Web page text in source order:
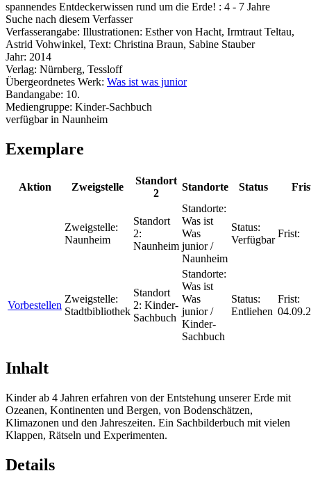
spannendes Entdeckerwissen rund um die Erde! : 4 - 7 Jahre
Suche nach diesem Verfasser
Verfasserangabe: Illustrationen: Esther von Hacht, Irmtraut Teltau,
Astrid Vohwinkel, Text: Christina Braun, Sabine Stauber
Jahr: 2014
Verlag: Nürnberg, Tessloff
Übergeordnetes Werk: Was ist was junior
Bandangabe: 10.
Mediengruppe: Kinder-Sachbuch
verfügbar in Naunheim
Exemplare
Aktion Zweigstelle
Standort
2
Standorte Status
Zweigstelle:
Naunheim
Standort
2:
Naunheim
Standorte:
Was ist
Was
junior /
Naunheim
Status:
Verfügbar
Frist:
Vorbestellen
Zweigstelle:
Stadtbibliothek
Standort
2: Kinder-
Sachbuch
Standorte:
Was ist
Was
junior /
Kinder-
Sachbuch
Status:
Entliehen
Frist:
Inhalt
Kinder ab 4 Jahren erfahren von der Entstehung unserer Erde mit
Ozeanen, Kontinenten und Bergen, von Bodenschätzen,
Klimazonen und den Jahreszeiten. Ein Sachbilderbuch mit vielen
Klappen, Rätseln und Experimenten.
Details